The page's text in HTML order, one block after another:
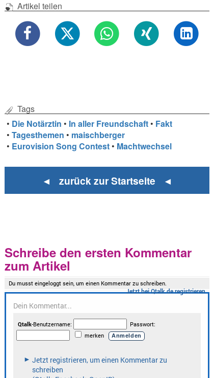
Artikel teilen
Tags
• Die Notärztin • In aller Freundschaft • Fakt
•Tagesthemen • maischberger
• Eurovision Song Contest • Machtwechsel
◄ zurück zur Startseite ◄
Schreibe den ersten Kommentar
zum Artikel